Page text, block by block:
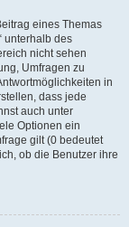
eines Themas
unterhalb des
nicht sehen
Umfragen zu
in
dass jede
auch unter
Optionen ein
gilt (0 bedeutet
ob die Benutzer ihre